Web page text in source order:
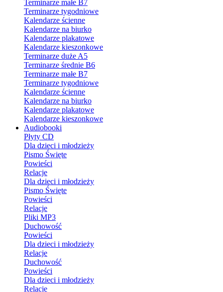
Terminarze małe B7
Terminarze tygodniowe
Kalendarze ścienne
Kalendarze na biurko
Kalendarze plakatowe
Kalendarze kieszonkowe
Terminarze duże A5
Terminarze średnie B6
Terminarze małe B7
Terminarze tygodniowe
Kalendarze ścienne
Kalendarze na biurko
Kalendarze plakatowe
Kalendarze kieszonkowe
Audiobooki
Płyty CD
Dla dzieci i młodzieży
Pismo Święte
Powieści
Relacje
Dla dzieci i młodzieży
Pismo Święte
Powieści
Relacje
Pliki MP3
Duchowość
Powieści
Dla dzieci i młodzieży
Relacje
Duchowość
Powieści
Dla dzieci i młodzieży
Relacje